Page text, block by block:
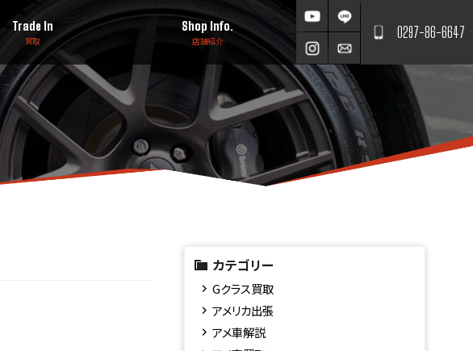
0297-86-6647
Trade In
買取
Shop Info.
店舗紹介
カテゴリー
Gクラス買取
アメリカ出張
アメ車解説